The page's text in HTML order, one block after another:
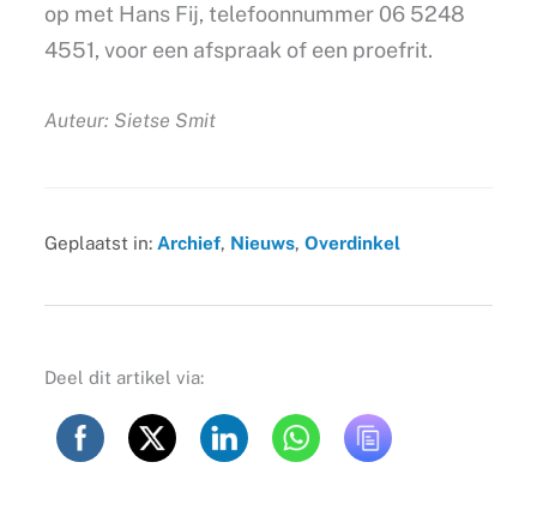
op met Hans Fij, telefoonnummer 06 5248
4551, voor een afspraak of een proefrit.
Auteur: Sietse Smit
Geplaatst in: Archief, Nieuws, Overdinkel
Deel dit artikel via: